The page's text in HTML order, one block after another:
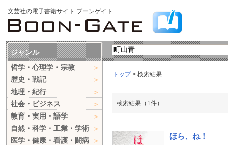
文芸社の電子書籍サイト ブーンゲイト
トップ> 検索結果
検索結果（1件）
ほら、ね！
ジャンル
哲学・心理学・宗教
歴史・戦記
地理・紀行
社会・ビジネス
教育・実用・語学
自然・科学・工業・学術
医学・健康・看護・闘病